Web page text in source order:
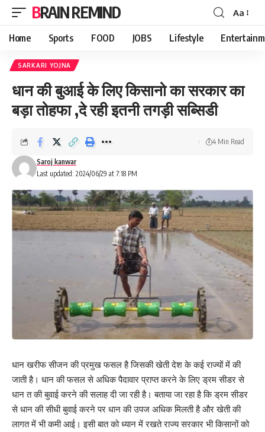
BRAIN REMIND
Font
Resizer
Aa
Home Sports FOOD JOBS Lifestyle
SARKARI YOJNA
धान की बुआई के लिए किसानो का सरकार का
बड़ा तोहफा ,दे रही इतनी तगड़ी सब्सिडी
Last updated: 2024/06/29 at 7:18 PM
Saroj kanwar
4 Min Read
धान खरीफ सीजन की प्रमुख फसल है जिसकी खेती देश के कई राज्यों में की
जाती है। धान की फसल से अधिक पैदावार प्राप्त करने के लिए ड्रम सीडर से
धान त की बुवाई करने की सलाह दी जा रही है। बताया जा रहा है कि ड्रम सीडर
से धान की सीधी बुवाई करने पर धान की उपज अधिक मिलती है और खेती की
लागत में भी कमी आई। इसी बात को ध्यान में रखते राज्य सरकार भी किसानों को